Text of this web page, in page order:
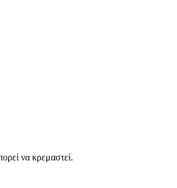
να κρεμαστεί.